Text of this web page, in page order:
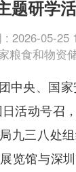
题研学
: 2026-05-25
粮食和物资
央、国家
活动号召
九三八处
览馆与深